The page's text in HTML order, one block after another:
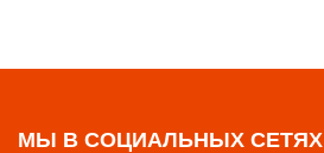
МЫ В СОЦИАЛЬНЫХ СЕТЯХ